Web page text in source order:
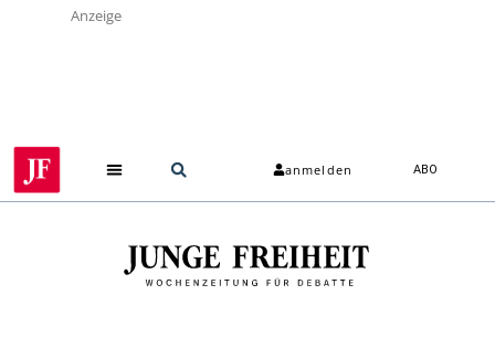
Anzeige
anmelden ABO